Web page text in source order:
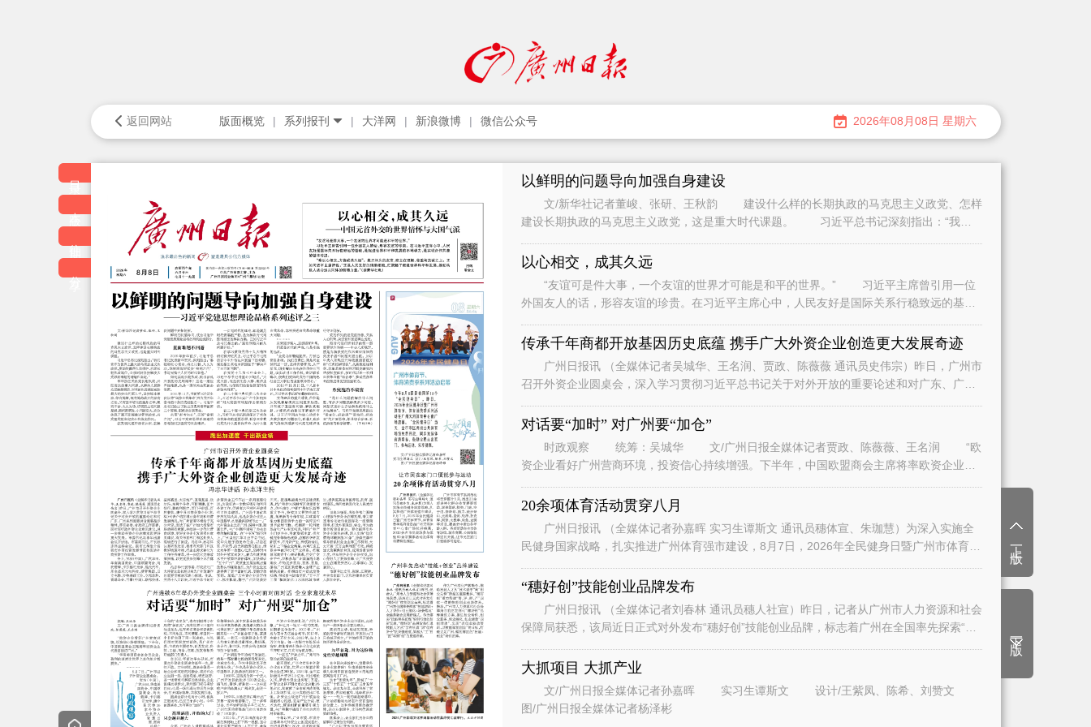
返回网站 版面概览 系列报刊 大洋网 新浪微博 微信公众号 2026年08月08日 星期六
以鲜明的问题导向加强自身建设
文/新华社记者董峻、张研、王秋韵 建设什么样的长期执政的马克思主义政党、怎样
建设长期执政的马克思主义政党，这是重大时代课题。 习近平总书记深刻指出：“我们
以心相交，成其久远
“友谊可是件大事，一个友谊的世界才可能是和平的世界。” 习近平主席曾引用一位
外国友人的话，形容友谊的珍贵。在习近平主席心中，人民友好是国际关系行稳致远的基
传承千年商都开放基因历史底蕴 携手广大外资企业创造更大发展奇迹
广州日报讯 （全媒体记者吴城华、王名润、贾政、陈薇薇 通讯员史伟宗）昨日，广州市
召开外资企业圆桌会，深入学习贯彻习近平总书记关于对外开放的重要论述和对广东、广州
对话要“加时” 对广州要“加仓”
时政观察 统筹：吴城华 文/广州日报全媒体记者贾政、陈薇薇、王名润 “欧
资企业看好广州营商环境，投资信心持续增强。下半年，中国欧盟商会主席将率欧资企业代
20余项体育活动贯穿八月
广州日报讯 （全媒体记者孙嘉晖 实习生谭斯文 通讯员穗体宣、朱珈慧）为深入实施全
民健身国家战略，扎实推进广州体育强市建设，8月7日，2026年全民健身日暨广州市体育
“穗好创”技能创业品牌发布
广州日报讯 （全媒体记者刘春林 通讯员穗人社宣）昨日，记者从广州市人力资源和社会
保障局获悉，该局近日正式对外发布“穗好创”技能创业品牌，标志着广州在全国率先探索“技
大抓项目 大抓产业
文/广州日报全媒体记者孙嘉晖 实习生谭斯文 设计/王紫凤、陈希、刘赞文
图/广州日报全媒体记者杨泽彬